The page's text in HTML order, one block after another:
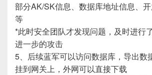
部分AK/SK信息、数据库地址信息、
等
*此时安全团队才发现问题，及时进行
进一步的攻击
5、后续蓝军可以访问数据库，导出数
挂到网关上，外网可以直接下载